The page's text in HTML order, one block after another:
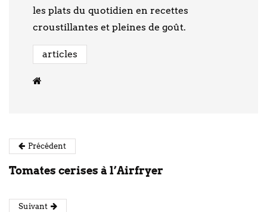
les plats du quotidien en recettes
croustillantes et pleines de goût.
articles
Précédent
Tomates cerises à l’Airfryer
Suivant